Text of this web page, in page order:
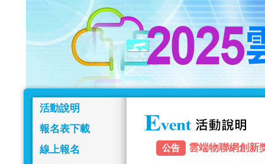
活動說明
報名表下載
線上報名
公告 雲端物聯網創新